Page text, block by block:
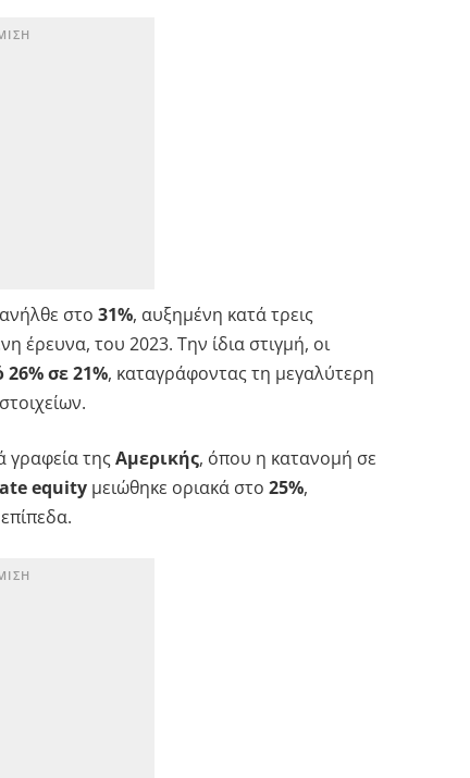
στο 31%, αυξημένη κατά τρεις
έρευνα, του 2023. Την ίδια στιγμή, οι
26% σε 21%, καταγράφοντας τη μεγαλύτερη
γραφεία της Αμερικής, όπου η κατανομή σε
equityμειώθηκε οριακά στο 25%,